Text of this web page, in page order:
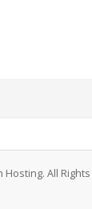
All